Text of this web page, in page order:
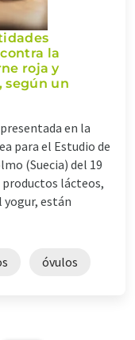
la
roja y
según un
en la
para el Estudio de
(Suecia) del 19
lácteos,
yogur, están
óvulos